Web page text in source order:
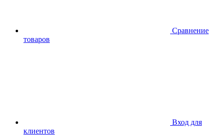
Сравнение
товаров
Вход для
клиентов